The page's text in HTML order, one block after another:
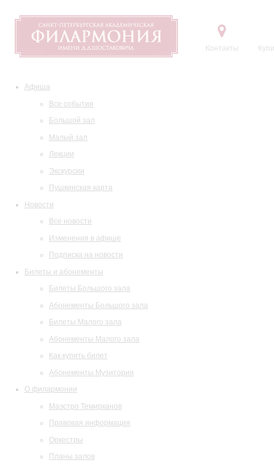
Контакты
Афиша
Все события
Большой зал
Малый зал
Лекции
Экскурсии
Пушкинская карта
Новости
Все новости
Изменения в афише
Подписка на новости
Билеты и абонементы
Билеты Большого зала
Абонементы Большого зала
Билеты Малого зала
Абонементы Малого зала
Как купить билет
Абонементы Музитория
О филармонии
Маэстро Темирканов
Правовая информация
Оркестры
Планы залов